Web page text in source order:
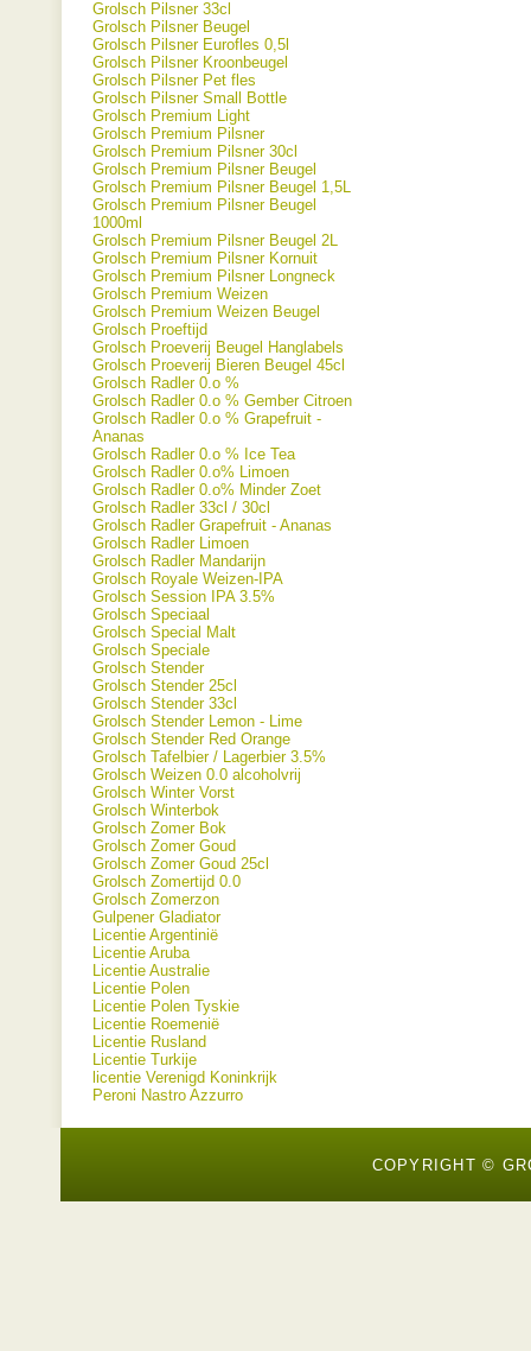
Grolsch Pilsner 33cl
Grolsch Pilsner Beugel
Grolsch Pilsner Eurofles 0,5l
Grolsch Pilsner Kroonbeugel
Grolsch Pilsner Pet fles
Grolsch Pilsner Small Bottle
Grolsch Premium Light
Grolsch Premium Pilsner
Grolsch Premium Pilsner 30cl
Grolsch Premium Pilsner Beugel
Grolsch Premium Pilsner Beugel 1,5L
Grolsch Premium Pilsner Beugel
1000ml
Grolsch Premium Pilsner Beugel 2L
Grolsch Premium Pilsner Kornuit
Grolsch Premium Pilsner Longneck
Grolsch Premium Weizen
Grolsch Premium Weizen Beugel
Grolsch Proeftijd
Grolsch Proeverij Beugel Hanglabels
Grolsch Proeverij Bieren Beugel 45cl
Grolsch Radler 0.o %
Grolsch Radler 0.o % Gember Citroen
Grolsch Radler 0.o % Grapefruit -
Ananas
Grolsch Radler 0.o % Ice Tea
Grolsch Radler 0.o% Limoen
Grolsch Radler 0.o% Minder Zoet
Grolsch Radler 33cl / 30cl
Grolsch Radler Grapefruit - Ananas
Grolsch Radler Limoen
Grolsch Radler Mandarijn
Grolsch Royale Weizen-IPA
Grolsch Session IPA 3.5%
Grolsch Speciaal
Grolsch Special Malt
Grolsch Speciale
Grolsch Stender
Grolsch Stender 25cl
Grolsch Stender 33cl
Grolsch Stender Lemon - Lime
Grolsch Stender Red Orange
Grolsch Tafelbier / Lagerbier 3.5%
Grolsch Weizen 0.0 alcoholvrij
Grolsch Winter Vorst
Grolsch Winterbok
Grolsch Zomer Bok
Grolsch Zomer Goud
Grolsch Zomer Goud 25cl
Grolsch Zomertijd 0.0
Grolsch Zomerzon
Gulpener Gladiator
Licentie Argentinië
Licentie Aruba
Licentie Australie
Licentie Polen
Licentie Polen Tyskie
Licentie Roemenië
Licentie Rusland
Licentie Turkije
licentie Verenigd Koninkrijk
Peroni Nastro Azzurro
COPYRIGHT ©